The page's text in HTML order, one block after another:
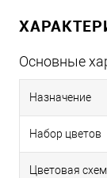
Основные
Назначение
Набор цветов
Цветовая